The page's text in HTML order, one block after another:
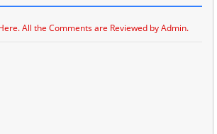
All the Comments are Reviewed by Admin.